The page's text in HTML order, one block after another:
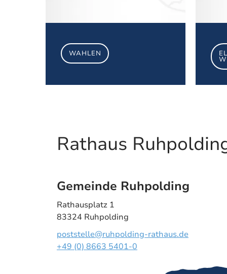
WAHLEN
Rathaus
Gemeinde Ruhpolding
Rathausplatz 1
83324 Ruhpolding
poststelle@ruhpolding-rathaus.de
+49 (0) 8663 5401-0